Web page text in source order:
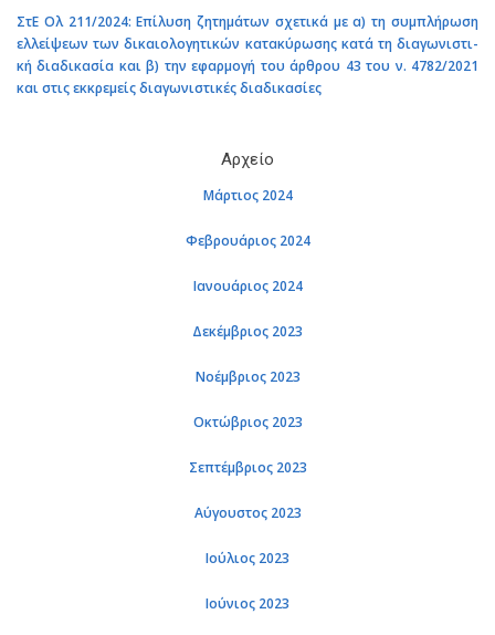
ΣτΕ Ολ 211/2024: Επί­λυ­ση ζη­τη­μά­των σχε­τι­κά με α) τη συ­μπλή­ρω­ση
ελ­λεί­ψε­ων των δι­καιο­λο­γη­τι­κών κα­τα­κύ­ρω­σης κατά τη δια­γω­νι­στι­
κή δια­δι­κα­σία και β) την εφαρ­μο­γή του άρ­θρου 43 του ν. 4782/2021
και στις εκ­κρε­μείς δια­γω­νι­στι­κές δια­δι­κα­σί­ες
Αρ­χείο
Μάρ­τιος 2024
Φε­βρουά­ριος 2024
Ια­νουά­ριος 2024
Δε­κέμ­βριος 2023
Νο­έμ­βριος 2023
Οκτώ­βριος 2023
Σε­πτέμ­βριος 2023
Αύ­γου­στος 2023
Ιού­λιος 2023
Ιού­νιος 2023